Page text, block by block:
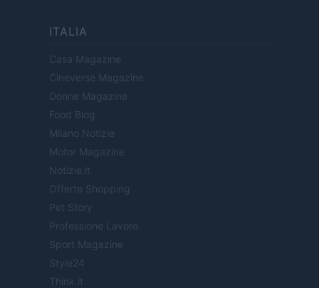
ITALIA
Casa Magazine
Cineverse Magazine
Donne Magazine
Food Blog
Milano Notizie
Motor Magazine
Notizie.it
Offerte Shopping
Pet Story
Professione Lavoro
Sport Magazine
Style24
Think.it